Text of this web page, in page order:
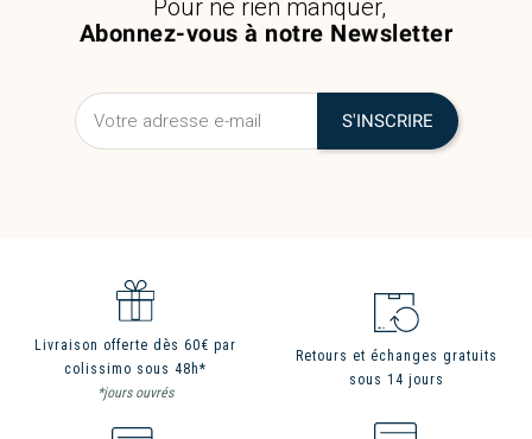
Abonnez-vous à notre Newsletter
Pour ne rien manquer,
Livraison offerte dès 60€ par
colissimo sous 48h*
*jours ouvrés
Retours et échanges gratuits
sous 14 jours